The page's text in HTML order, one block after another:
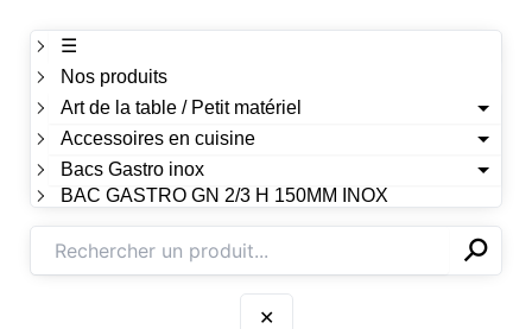
☰
Nos produits
Art de la table / Petit matériel
Accessoires en cuisine
Bacs Gastro inox
BAC GASTRO GN 2/3 H 150MM INOX
✕⚲
✕